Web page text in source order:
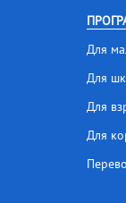
Для
Для
Для
Для